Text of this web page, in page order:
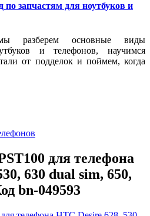
запчастям для ноутбуков и
разберем основные виды
и телефонов, научимся
от подделок и поймем, когда
для телефона
630 dual sim, 650,
bn-049593